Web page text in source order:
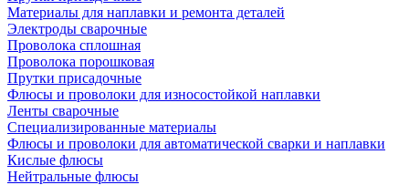
Материалы для наплавки и ремонта деталей
Электроды сварочные
Проволока сплошная
Проволока порошковая
Прутки присадочные
Флюсы и проволоки для износостойкой наплавки
Ленты сварочные
Специализированные материалы
Флюсы и проволоки для автоматической сварки и наплавки
Кислые флюсы
Нейтральные флюсы